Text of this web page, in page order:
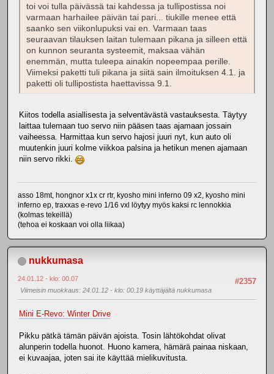
toi voi tulla päivässä tai kahdessa ja tullipostissa noi
varmaan harhailee päivän tai pari... tiukille menee että
saanko sen viikonlupuksi vai en. Varmaan taas
seuraavan tilauksen laitan tulemaan pikana ja silleen että
on kunnon seuranta systeemit, maksaa vähän
enemmän, mutta tuleepa ainakin nopeempaa perille.
Viimeksi paketti tuli pikana ja siitä sain ilmoituksen 4.1. ja
paketti oli tullipostista haettavissa 9.1.
Kiitos todella asiallisesta ja selventävästä vastauksesta. Täytyy
laittaa tulemaan tuo servo niin pääsen taas ajamaan jossain
vaiheessa. Harmittaa kun servo hajosi juuri nyt, kun auto oli
muutenkin juuri kolme viikkoa palsina ja hetikun menen ajamaan
niin servo rikki.
asso 18mt, hongnor x1x cr rtr, kyosho mini inferno 09 x2, kyosho mini
inferno ep, traxxas e-revo 1/16 vxl löytyy myös kaksi rc lennokkia
(kolmas tekeillä)
(tehoa ei koskaan voi olla liikaa)
nukkumasa
#2357
24.01.12 - klo: 00.07
Viimeisin muokkaus: 24.01.12 - klo: 00.19 käyttäjältä nukkumasa
Mini E-Revo: Winter Drive
Pikku pätkä tämän päivän ajoista. Tosin lähtökohdat olivat
alunperin todella huonot. Huono kamera, hämärä painaa niskaan,
ei kuvaajaa, joten sai ite käyttää mielikuvitusta.